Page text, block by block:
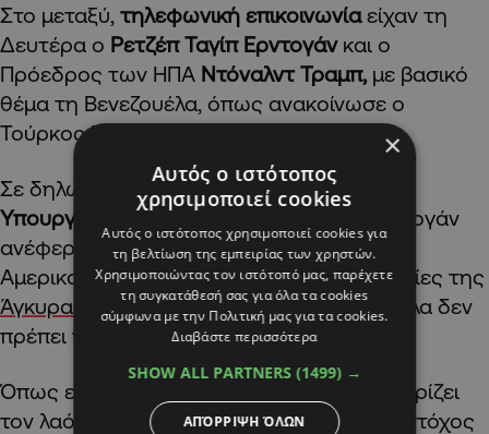
Στο μεταξύ, τηλεφωνική επικοινωνίαείχαν τη
Δευτέρα ο Ρετζέπ Ταγίπ Ερντογάνκαι ο
Πρόεδρος των ΗΠΑ Ντόναλντ Τραμπ, με βασικό
θέμα τη Βενεζουέλα, όπως ανακοίνωσε ο
Τούρκος Πρόεδρος.
Σε δηλώσεις του μετά τη συνεδρίαση του
Υπουργικού του Συμβουλίου
, ο Ταγίπ Ερντογάν
ανέφερε ότι κατά τη συνομιλία του με τον
Αμερικανό Πρόεδρο μετέφερε τις ανησυχίες της
Άγκυρας
, επισημαίνοντας ότι «η Βενεζουέλα δεν
πρέπει να παρασυρθεί σε αστάθεια».
Όπως είπε, η
θα συνεχίσει να στηρίζει
τον λαό της
Βενεζουέλας, τονίζοντας ότι στόχος
×
Αυτός ο ιστότοπος
χρησιμοποιεί cookies
Αυτός ο ιστότοπος χρησιμοποιεί cookies για
τη βελτίωση της εμπειρίας των χρηστών.
Χρησιμοποιώντας τον ιστότοπό μας, παρέχετε
τη συγκατάθεσή σας για όλα τα cookies
σύμφωνα με την Πολιτική μας για τα cookies.
Διαβάστε περισσότερα
SHOW ALL PARTNERS (1499) →
ΑΠΌΡΡΙΨΗ ΌΛΩΝ